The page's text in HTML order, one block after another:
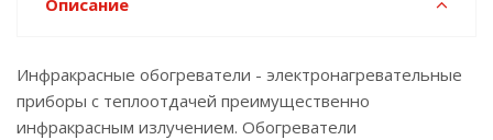
Описание
Инфракрасные обогреватели - электронагревательные
приборы с теплоотдачей преимущественно
инфракрасным излучением. Обогреватели